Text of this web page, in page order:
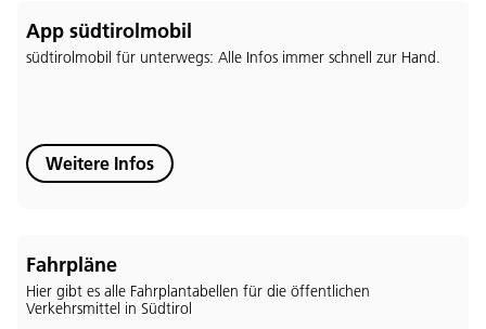
App südtirolmobil
südtirolmobil für unterwegs: Alle Infos immer schnell zur Hand.
Weitere Infos
Fahrpläne
Hier gibt es alle Fahrplantabellen für die öffentlichen
Verkehrsmittel in Südtirol